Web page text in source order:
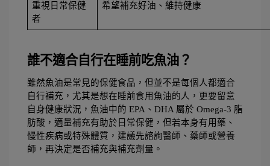
重視日常保健
者
希望補充好油、維持健康
誰不適合自行在睡前吃魚油？
雖然魚油是常見的保健食品，但並不是每個人都適合
自行補充，尤其是想在睡前食用魚油的人，更要留意
自身健康狀況，魚油中的 EPA、DHA 屬於 Omega-3 脂
肪酸，適量補充有助於日常保健，但若本身有用藥、
慢性疾病或特殊體質，建議先諮詢醫師、藥師或營養
師，再決定是否補充與補充劑量。